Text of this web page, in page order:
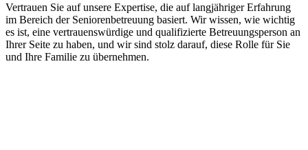
Vertrauen Sie auf unsere Expertise, die auf langjähriger Erfahrung
im Bereich der Seniorenbetreuung basiert. Wir wissen, wie wichtig
es ist, eine vertrauenswürdige und qualifizierte Betreuungsperson an
Ihrer Seite zu haben, und wir sind stolz darauf, diese Rolle für Sie
und Ihre Familie zu übernehmen.